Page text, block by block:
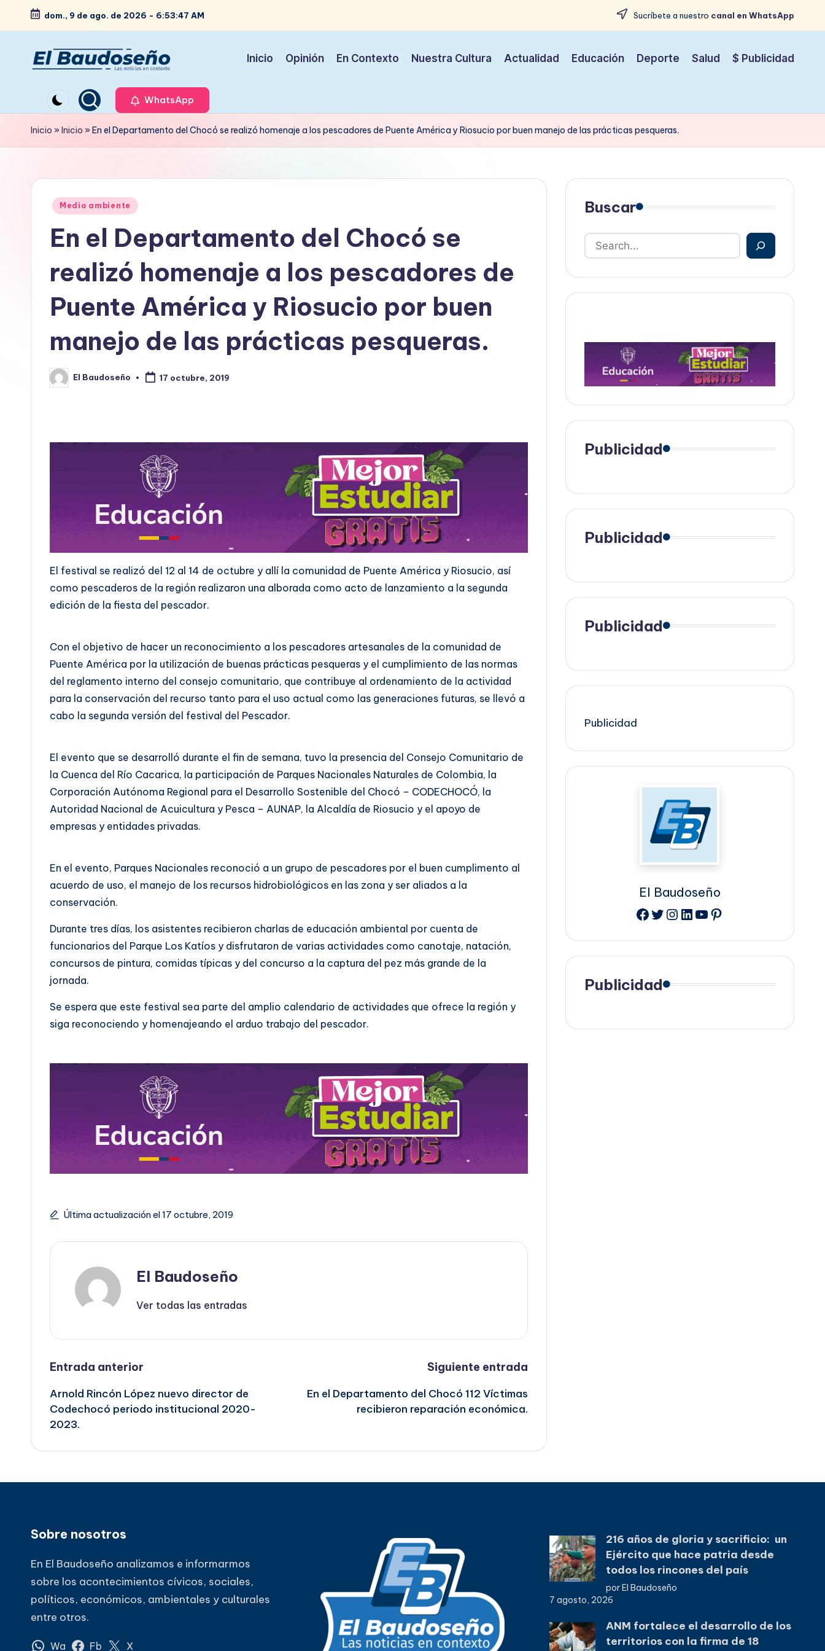
Saltar
contenido
dom., 9 de ago. de 2026 - 6:53:48 AM Sucríbete a nuestro canal en WhatsApp
e
ri
d
noticias
en
contexto
Inicio Opinión En Contexto Nuestra Cultura Actualidad Educación Deporte Salud $ Publicidad
WhatsApp
Inicio »Inicio »En el Departamento del Chocó se realizó homenaje a los pescadores de Puente América y Riosucio por buen manejo de las prácticas pesqueras.
Publicado
Medio ambiente
En el Departamento del Chocó se
realizó homenaje a los pescadores de
Puente América y Riosucio por buen
manejo de las prácticas pesqueras.
Publicado
por
El Baudoseño 17 octubre, 2019
El festival se realizó del 12 al 14 de octubre y allí la comunidad de Puente América y Riosucio, así
como pescaderos de la región realizaron una alborada como acto de lanzamiento a la segunda
edición de la fiesta del pescador.
Con el objetivo de hacer un reconocimiento a los pescadores artesanales de la comunidad de
Puente América por la utilización de buenas prácticas pesqueras y el cumplimiento de las normas
del reglamento interno del consejo comunitario, que contribuye al ordenamiento de la actividad
para la conservación del recurso tanto para el uso actual como las generaciones futuras, se llevó a
cabo la segunda versión del festival del Pescador.
El evento que se desarrolló durante el fin de semana, tuvo la presencia del Consejo Comunitario de
la Cuenca del Río Cacarica, la participación de Parques Nacionales Naturales de Colombia, la
Corporación Autónoma Regional para el Desarrollo Sostenible del Chocó – CODECHOCÓ, la
Autoridad Nacional de Acuicultura y Pesca – AUNAP, la Alcaldía de Riosucio y el apoyo de
empresas y entidades privadas.
En el evento, Parques Nacionales reconoció a un grupo de pescadores por el buen cumplimento al
acuerdo de uso, el manejo de los recursos hidrobiológicos en las zona y ser aliados a la
conservación.
Durante tres días, los asistentes recibieron charlas de educación ambiental por cuenta de
funcionarios del Parque Los Katíos y disfrutaron de varias actividades como canotaje, natación,
concursos de pintura, comidas típicas y del concurso a la captura del pez más grande de la
jornada.
Se espera que este festival sea parte del amplio calendario de actividades que ofrece la región y
siga reconociendo y homenajeando el arduo trabajo del pescador.
Última actualización el 17 octubre, 2019
El Baudoseño
Ver todas las entradas
Navegación
de
entradas
Entrada anterior
Arnold Rincón López nuevo director de
Codechocó periodo institucional 2020-
2023.
Siguiente entrada
En el Departamento del Chocó 112 Víctimas
recibieron reparación económica.
Buscar
Publicidad
Publicidad
Publicidad
Publicidad
El Baudoseño
Facebook
Twitter
Instagram
LinkedIn
YouTube
Pinterest
Publicidad
Sobre nosotros
En El Baudoseño analizamos e informarmos
sobre los acontecimientos cívicos, sociales,
políticos, económicos, ambientales y culturales
entre otros.
Wa Fb X
216 años de gloria y sacrificio: un
Ejército que hace patria desde
todos los rincones del país
por El Baudoseño
7 agosto, 2026
ANM fortalece el desarrollo de los
territorios con la firma de 18